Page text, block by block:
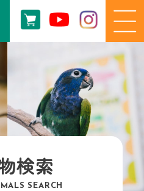
検索
SEARCH